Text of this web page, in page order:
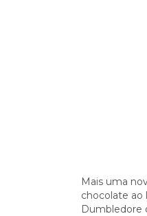
Mais uma
chocolate ao
Dumbledore